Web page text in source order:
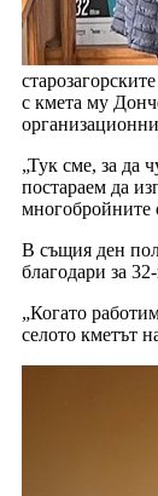
с кмета му
„Тук сме, за да
постараем да
многобройните
В същия ден
благодари за
„Когато
селото кметът